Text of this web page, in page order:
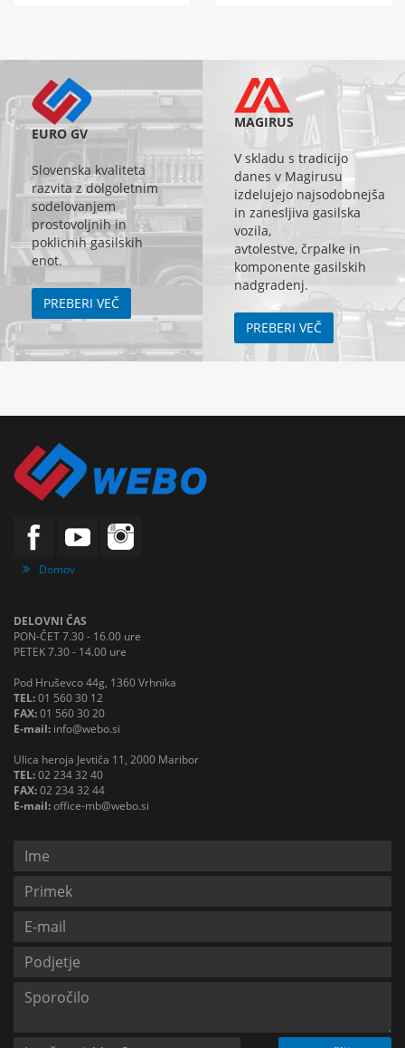
EURO GV
Slovenska kvaliteta
razvita z dolgoletnim
sodelovanjem
prostovoljnih in
poklicnih gasilskih
enot.
PREBERI VEČ
MAGIRUS
V skladu s tradicijo
danes v Magirusu
izdelujejo najsodobnejša
in zanesljiva gasilska
vozila,
avtolestve, črpalke in
komponente gasilskih
nadgradenj.
PREBERI VEČ
Domov
DELOVNI ČAS
PON-ČET 7.30 - 16.00 ure
PETEK 7.30 - 14.00 ure
Pod Hruševco 44g, 1360 Vrhnika
TEL:01 560 30 12
FAX:01 560 30 20
E-mail: info@webo.si
Ulica heroja Jevtiča 11, 2000 Maribor
TEL:02 234 32 40
FAX:02 234 32 44
E-mail:office-mb@webo.si